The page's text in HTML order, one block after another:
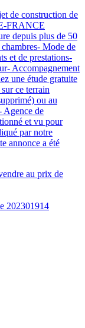
de construction de
FRANCE
depuis plus de 50
Mode de
et de prestations-
Accompagnement
une étude gratuite
ce terrain
ou au
Agence de
et vu pour
par notre
annonce a été